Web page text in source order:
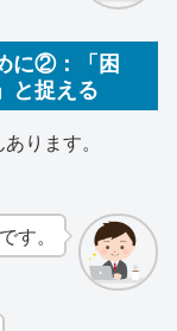
に②：「困
と捉える
ります。
す。